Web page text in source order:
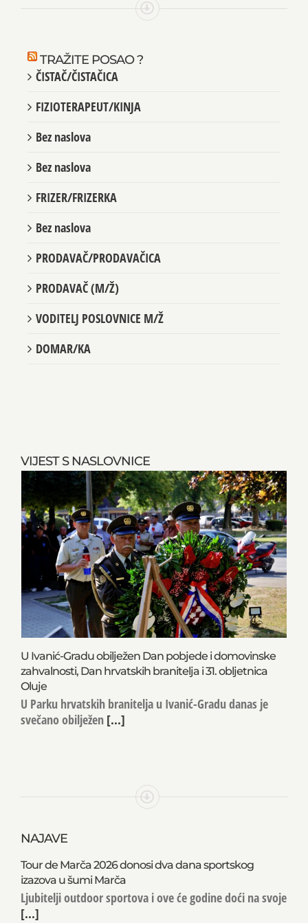
VIJEST S NASLOVNICE
U Ivanić-Gradu obilježen Dan pobjede i domovinske
zahvalnosti, Dan hrvatskih branitelja i 31. obljetnica
Oluje
U Parku hrvatskih branitelja u Ivanić-Gradu danas je
svečano obilježen [...]
NAJAVE
Tour de Marča 2026 donosi dva dana sportskog
izazova u šumi Marča
Ljubitelji outdoor sportova i ove će godine doći na svoje
[...]
TRAŽITE POSAO ?
ČISTAČ/ČISTAČICA
FIZIOTERAPEUT/KINJA
Bez naslova
Bez naslova
FRIZER/FRIZERKA
Bez naslova
PRODAVAČ/PRODAVAČICA
PRODAVAČ (M/Ž)
VODITELJ POSLOVNICE M/Ž
DOMAR/KA